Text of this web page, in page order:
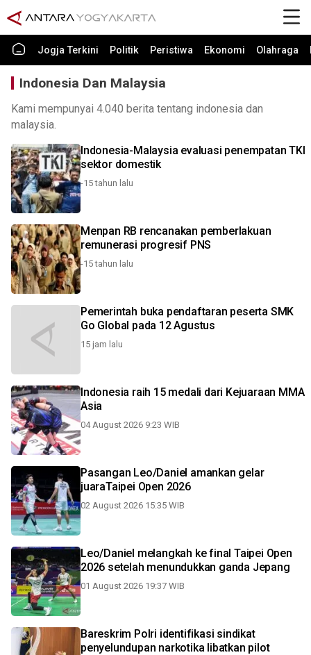
Jogja Terkini Politik Peristiwa Ekonomi Olahraga
Indonesia Dan Malaysia
Kami mempunyai 4.040 berita tentang indonesia dan
malaysia.
Indonesia-Malaysia evaluasi penempatan TKI
sektor domestik
-15 tahun lalu
Menpan RB rencanakan pemberlakuan
remunerasi progresif PNS
-15 tahun lalu
Pemerintah buka pendaftaran peserta SMK
Go Global pada 12 Agustus
15 jam lalu
Indonesia raih 15 medali dari Kejuaraan MMA
Asia
04 August 2026 9:23 WIB
Pasangan Leo/Daniel amankan gelar
juaraTaipei Open 2026
02 August 2026 15:35 WIB
Leo/Daniel melangkah ke final Taipei Open
2026 setelah menundukkan ganda Jepang
01 August 2026 19:37 WIB
Bareskrim Polri identifikasi sindikat
penyelundupan narkotika libatkan pilot